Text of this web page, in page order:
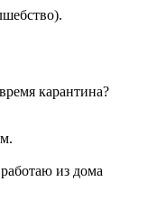
карантина?
из дома